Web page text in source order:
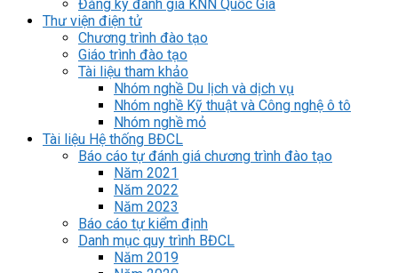
Đăng ký đánh giá KNN Quốc Gia
Thư viện điện tử
Chương trình đào tạo
Giáo trình đào tạo
Tài liệu tham khảo
Nhóm nghề Du lịch và dịch vụ
Nhóm nghề Kỹ thuật và Công nghệ ô tô
Nhóm nghề mỏ
Tài liệu Hệ thống BĐCL
Báo cáo tự đánh giá chương trình đào tạo
Năm 2021
Năm 2022
Năm 2023
Báo cáo tự kiểm định
Danh mục quy trình BĐCL
Năm 2019